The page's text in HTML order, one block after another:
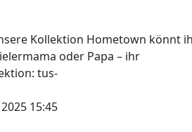
Kollektion Hometown könnt
oder Papa – ihr
tus-
15:45